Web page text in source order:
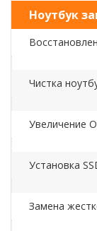
Ноутбук
Чистка
Увеличение
Установка
Замена